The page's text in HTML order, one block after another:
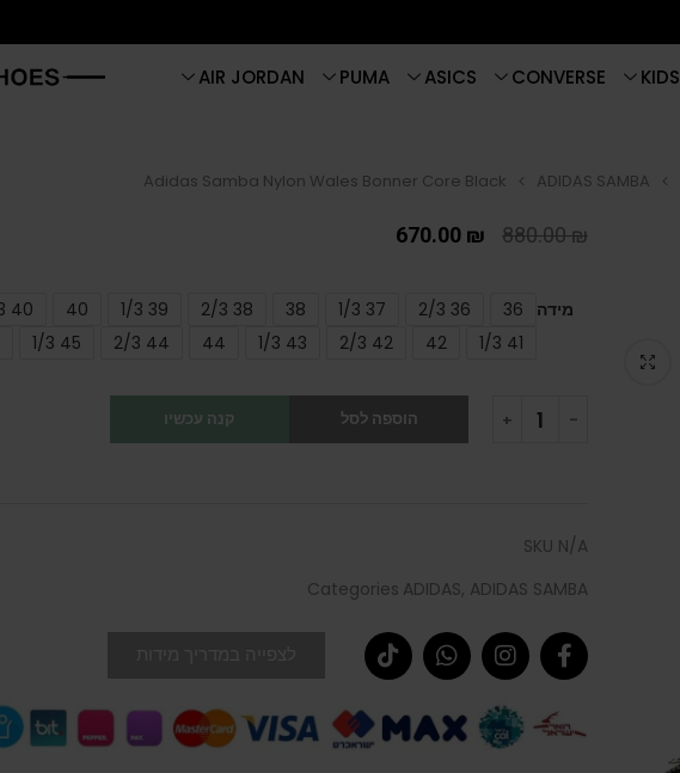
KIDS
CONVERSE
ASICS
PUMA
AIR JORDAN
ADIDAS SAMBA
Adidas Samba Nylon Wales Bonner Core Black
880.00₪
670.00 ₪
מידה 36
36 2/3
37 1/3
38
38 2/3
39 1/3
40
40 2/3
41 1/3
42
42 2/3
43 1/3
44
44 2/3
45 1/3
הוספה לסל קנה עכשיו
SKU N/A
Categories ADIDAS, ADIDAS SAMBA